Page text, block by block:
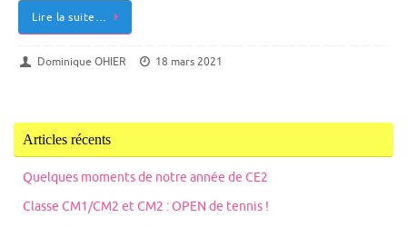
Lire la suite…
Dominique OHIER 18 mars 2021
Articles récents
Quelques moments de notre année de CE2
Classe CM1/CM2 et CM2 : OPEN de tennis !